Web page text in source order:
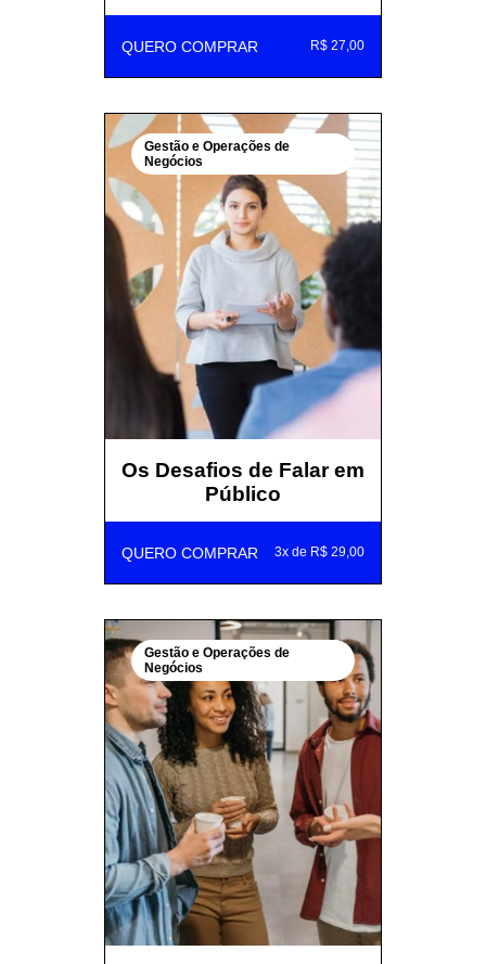
QUERO COMPRAR R$ 27,00
Gestão e Operações de
Negócios
Os Desafios de Falar em
Público
QUERO COMPRAR 3x de R$ 29,00
Gestão e Operações de
Negócios